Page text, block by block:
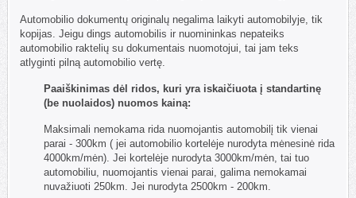
Automobilio dokumentų originalų negalima laikyti automobilyje, tik
kopijas. Jeigu dings automobilis ir nuomininkas nepateiks
automobilio raktelių su dokumentais nuomotojui, tai jam teks
atlyginti pilną automobilio vertę.
Paaiškinimas dėl ridos, kuri yra iskaičiuota į standartinę
(be nuolaidos) nuomos kainą:
Maksimali nemokama rida nuomojantis automobilį tik vienai
parai - 300km ( jei automobilio kortelėje nurodyta mėnesinė rida
4000km/mėn). Jei kortelėje nurodyta 3000km/mėn, tai tuo
automobiliu, nuomojantis vienai parai, galima nemokamai
nuvažiuoti 250km. Jei nurodyta 2500km - 200km.